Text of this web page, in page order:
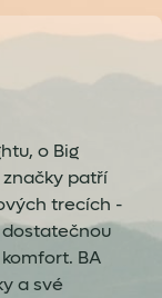
o Big
patří
trecích -
BA
a své